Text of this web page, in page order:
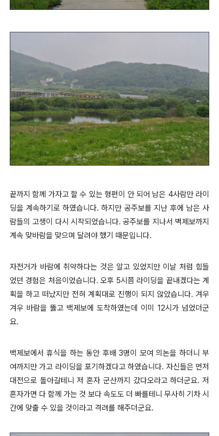
끝까지 함께 가자고 할 수 있는 형편이 안 되어 남은 4사람만 라이
딩을 계속하기로 하였습니다. 하지만 공주보를 지난 후에 남은 사
람들의 고생이 다시 시작되었습니다. 공주보를 지나서 벽제보까지
계속 맞바람을 맞으며 달려야 했기 때문입니다.
자전거가 바람에 취약하다는 것은 알고 있었지만 이날 처럼 힘들
었던 경험은 처음이었습니다. 오후 5시쯤 라이딩을 끝내겠다는 계
획을 하고 떠났지만 전혀 계획대로 진행이 되지 않았습니다. 겨우
겨우 바람을 뚫고 백제보에 도착하였는데 이미 12시가 넘었더군
요.
백제보에서 휴식을 하는 동안 후배 3명이 모여 의논을 하더니 부
여까지만 가고 라이딩을 포기하겠다고 하였습니다. 자신들은 먼저
대전으로 돌아갈테니 저 혼자 군산까지 갔다오라고 하더군요. 저
혼자가면 다 함께 가는 것 보다 속도도 더 빠를테니 무사히 기차 시
간에 맞출 수 있을 것이라고 격려를 해주더군요.